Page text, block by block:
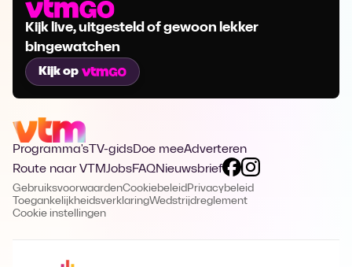
Kijk live, uitgesteld of gewoon lekker
bingewatchen
Kijk op
Programma's TV-gidsDoe meeAdverteren
Route naar VTMJobsFAQNieuwsbrief
GebruiksvoorwaardenCookiebeleid Privacybeleid
ToegankelijkheidsverklaringWedstrijdreglement
Cookie instellingen